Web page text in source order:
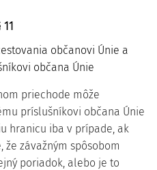
11
občanovi Únie a
občana Únie
priechode môže
príslušníkovi občana Únie
hranicu iba v prípade, ak
závažným spôsobom
poriadok, alebo je to